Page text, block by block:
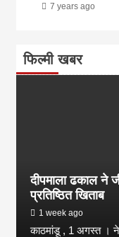
7 years ago
फिल्मी खबर
दीपमाला ढकाल ने
प्रतिष्ठित खिताब
1 week ago
काठमांडू , 1 अगस्त ।